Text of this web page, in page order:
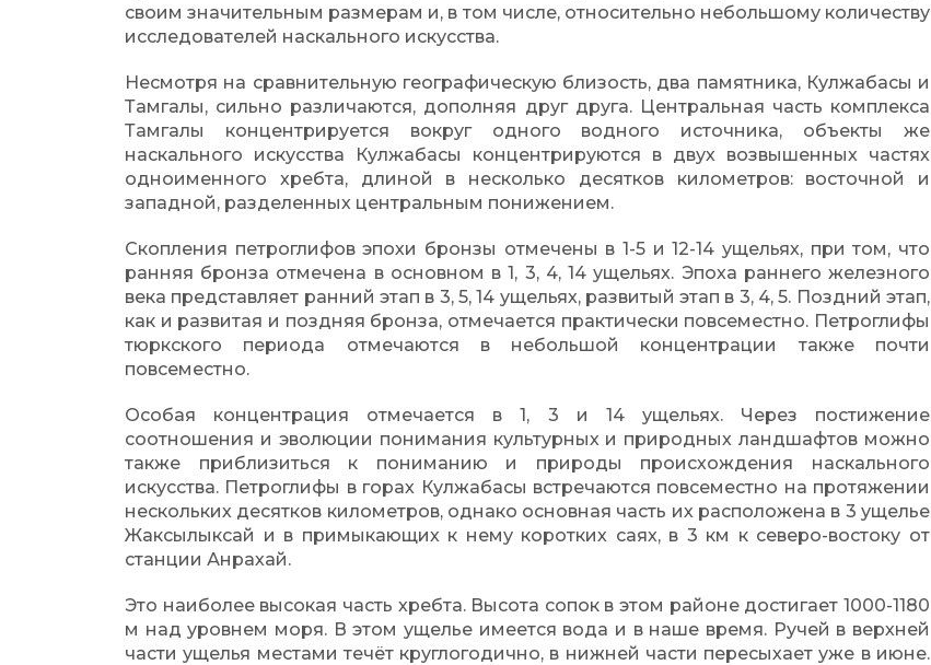
своим значительным размерам и, в том числе, относительно небольшому количеству
исследователей наскального искусства.
Несмотря на сравнительную географическую близость, два памятника, Кулжабасы и
Тамгалы, сильно различаются, дополняя друг друга. Центральная часть комплекса
Тамгалы концентрируется вокруг одного водного источника, объекты же
наскального искусства Кулжабасы концентрируются в двух возвышенных частях
одноименного хребта, длиной в несколько десятков километров: восточной и
западной, разделенных центральным понижением.
Скопления петроглифов эпохи бронзы отмечены в 1-5 и 12-14 ущельях, при том, что
ранняя бронза отмечена в основном в 1, 3, 4, 14 ущельях. Эпоха раннего железного
века представляет ранний этап в 3, 5, 14 ущельях, развитый этап в 3, 4, 5. Поздний этап,
как и развитая и поздняя бронза, отмечается практически повсеместно. Петроглифы
тюркского периода отмечаются в небольшой концентрации также почти
повсеместно.
Особая концентрация отмечается в 1, 3 и 14 ущельях. Через постижение
соотношения и эволюции понимания культурных и природных ландшафтов можно
также приблизиться к пониманию и природы происхождения наскального
искусства. Петроглифы в горах Кулжабасы встречаются повсеместно на протяжении
нескольких десятков километров, однако основная часть их расположена в 3 ущелье
Жаксылыксай и в примыкающих к нему коротких саях, в 3 км к северо-востоку от
станции Анрахай.
Это наиболее высокая часть хребта. Высота сопок в этом районе достигает 1000-1180
м над уровнем моря. В этом ущелье имеется вода и в наше время. Ручей в верхней
части ущелья местами течёт круглогодично, в нижней части пересыхает уже в июне.